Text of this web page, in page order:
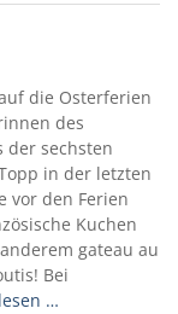
die Osterferien
des
der sechsten
in der letzten
vor den Ferien
Kuchen
gateau au
Bei
…